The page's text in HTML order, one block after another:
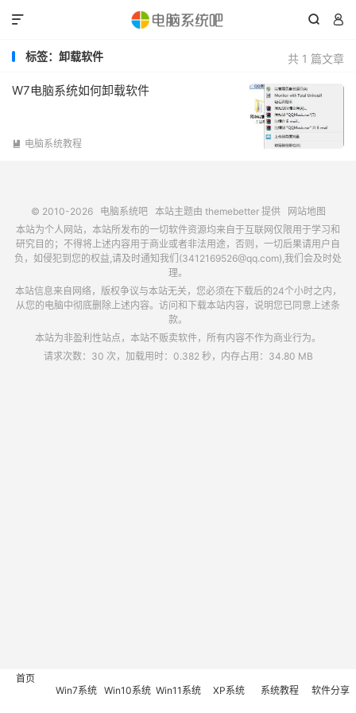
 

共 1 篇文章
标签：卸载软件
W7电脑系统如何卸载软件
 电脑系统教程
© 2010-2026 电脑系统吧本站主题由 themebetter提供
网站地图
本站为个人网站，本站所发布的一切软件资源均来自于互联网仅限用于学习和
研究目的；不得将上述内容用于商业或者非法用途，否则，一切后果请用户自
负，如侵犯到您的权益,请及时通知我们(3412169526@qq.com),我们会及时处
理。
本站信息来自网络，版权争议与本站无关，您必须在下载后的24个小时之内，
从您的电脑中彻底删除上述内容。访问和下载本站内容，说明您已同意上述条
款。
本站为非盈利性站点，本站不贩卖软件，所有内容不作为商业行为。
请求次数：30 次，加载用时：0.382 秒，内存占用：34.80 MB
首页
Win7系统 Win10系统 Win11系统 XP系统 系统教程 软件分享